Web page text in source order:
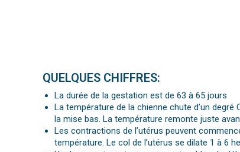
QUELQUES CHIFFRES:
La durée de la gestation est de 63 à 65 jours
La température de la chienne chute d’un
la mise bas. La température remonte juste
Les contractions de l’utérus peuvent
température. Le col de l’utérus se dilate 1 à 6